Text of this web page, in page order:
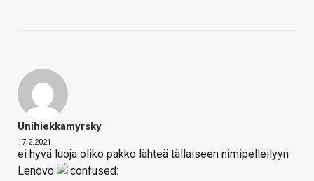
Unihiekkamyrsky
17.2.2021
ei hyvä luoja oliko pakko lähteä tällaiseen nimipelleilyyn
Lenovo